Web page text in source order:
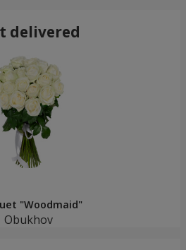
delivered
"Woodmaid"
Obukhov